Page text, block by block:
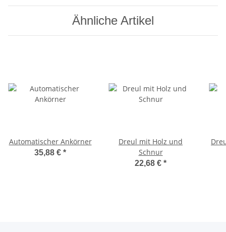
Ähnliche Artikel
Automatischer Ankörner
35,88 € *
Dreul mit Holz und
Schnur
22,68 € *